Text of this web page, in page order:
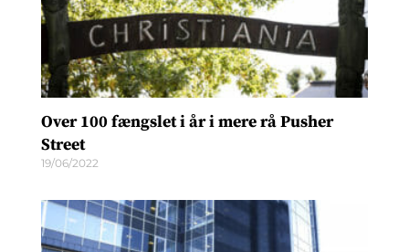
Over 100 fængslet i år i mere rå Pusher
Street
19/06/2022